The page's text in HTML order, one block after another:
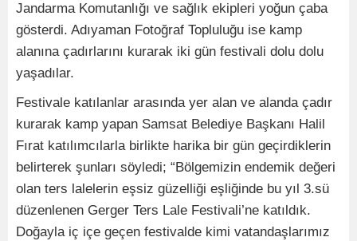
Jandarma Komutanlığı ve sağlık ekipleri yoğun çaba
gösterdi. Adıyaman Fotoğraf Topluluğu ise kamp
alanına çadırlarını kurarak iki gün festivali dolu dolu
yaşadılar.
Festivale katılanlar arasında yer alan ve alanda çadır
kurarak kamp yapan Samsat Belediye Başkanı Halil
Fırat katılımcılarla birlikte harika bir gün geçirdiklerin
belirterek şunları söyledi; “Bölgemizin endemik değeri
olan ters lalelerin eşsiz güzelliği eşliğinde bu yıl 3.sü
düzenlenen Gerger Ters Lale Festivali’ne katıldık.
Doğayla iç içe geçen festivalde kimi vatandaşlarımız